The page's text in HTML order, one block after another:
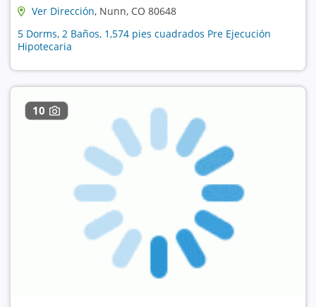
Ver Dirección, Nunn, CO 80648
5 Dorms, 2 Baños, 1,574 pies cuadrados Pre Ejecución
Hipotecaria
10